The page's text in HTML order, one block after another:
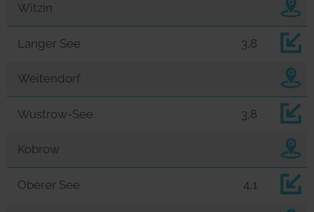
Witzin
Langer See 3,8
Weitendorf
Wustrow-See 3,8
Kobrow
Oberer See 4,1